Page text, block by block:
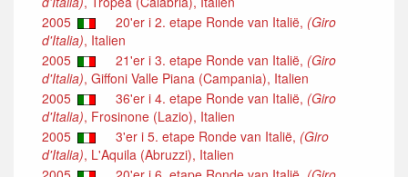
2005
20'er i 2. etape Ronde van Italië, (Giro
d'Italia), Italien
2005
21'er i 3. etape Ronde van Italië, (Giro
d'Italia), Giffoni Valle Piana (Campania), Italien
2005
36'er i 4. etape Ronde van Italië, (Giro
d'Italia), Frosinone (Lazio), Italien
2005
3'er i 5. etape Ronde van Italië, (Giro
d'Italia), L'Aquila (Abruzzi), Italien